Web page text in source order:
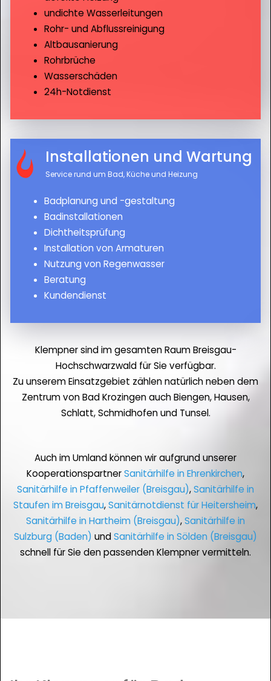
undichte Wasserleitungen
Rohr- und Abflussreinigung
Altbausanierung
Rohrbrüche
Wasserschäden
24h-Notdienst
Installationen und Wartung
Service rund um Bad, Küche und Heizung
Badplanung und -gestaltung
Badinstallationen
Dichtheitsprüfung
Installation von Armaturen
Nutzung von Regenwasser
Beratung
Kundendienst
Klempner sind im gesamten Raum Breisgau-
Hochschwarzwald für Sie verfügbar.
Zu unserem Einsatzgebiet zählen natürlich neben dem
Zentrum von Bad Krozingen auch Biengen, Hausen,
Schlatt, Schmidhofen und Tunsel.
Auch im Umland können wir aufgrund unserer
KooperationspartnerSanitärhilfe in Ehrenkirchen,
Sanitärhilfe in Pfaffenweiler (Breisgau),Sanitärhilfe in
Staufen im Breisgau,Sanitärnotdienst für Heitersheim,
Sanitärhilfe in Hartheim (Breisgau),Sanitärhilfe in
Sulzburg (Baden) undSanitärhilfe in Sölden (Breisgau)
schnell für Sie den passenden Klempner vermitteln.